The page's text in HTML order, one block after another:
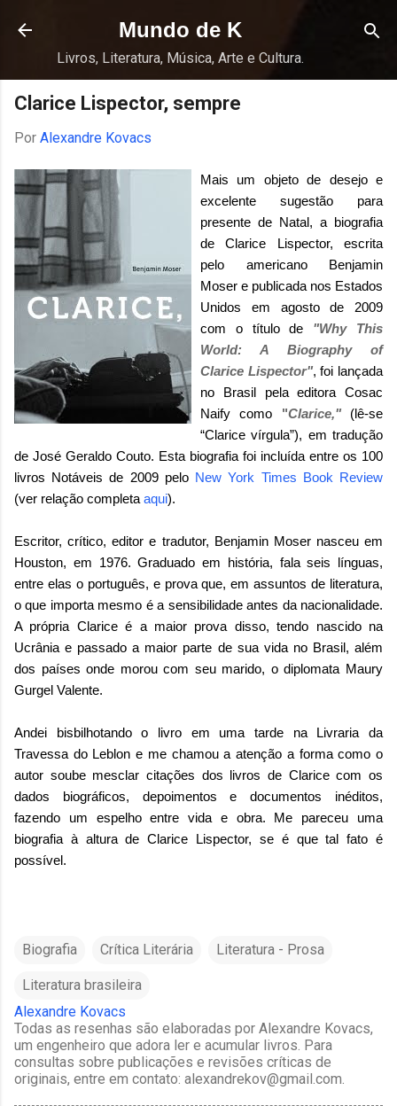
Pular para o conteúdo principal
Mundo de K
Livros, Literatura, Música, Arte e Cultura.
Clarice Lispector, sempre
Por Alexandre Kovacs
Mais um objeto de desejo e
excelente sugestão para
presente de Natal, a biografia
de Clarice Lispector, escrita
pelo americano Benjamin
Moser e publicada nos Estados
Unidos em agosto de 2009
com o título de "Why This
World: A Biography of
Clarice Lispector", foi lançada
no Brasil pela editora Cosac
Naify como "Clarice,"(lê-se
“Clarice vírgula”), em tradução
de José Geraldo Couto. Esta biografia foi incluída entre os 100
livros Notáveis de 2009 pelo New York Times Book Review
(ver relação completa aqui).
Escritor, crítico, editor e tradutor, Benjamin Moser nasceu em
Houston, em 1976. Graduado em história, fala seis línguas,
entre elas o português, e prova que, em assuntos de literatura,
o que importa mesmo é a sensibilidade antes da nacionalidade.
A própria Clarice é a maior prova disso, tendo nascido na
Ucrânia e passado a maior parte de sua vida no Brasil, além
dos países onde morou com seu marido, o diplomata Maury
Gurgel Valente.
Andei bisbilhotando o livro em uma tarde na Livraria da
Travessa do Leblon e me chamou a atenção a forma como o
autor soube mesclar citações dos livros de Clarice com os
dados biográficos, depoimentos e documentos inéditos,
fazendo um espelho entre vida e obra. Me pareceu uma
biografia à altura de Clarice Lispector, se é que tal fato é
possível.
Biografia Crítica Literária Literatura - Prosa
Literatura brasileira
Alexandre Kovacs
Todas as resenhas são elaboradas por Alexandre Kovacs,
um engenheiro que adora ler e acumular livros. Para
consultas sobre publicações e revisões críticas de
originais, entre em contato: alexandrekov@gmail.com.